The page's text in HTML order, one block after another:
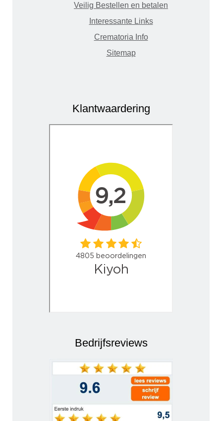
Veilig Bestellen en betalen
Interessante Links
Crematoria Info
Sitemap
Klantwaardering
Bedrijfsreviews